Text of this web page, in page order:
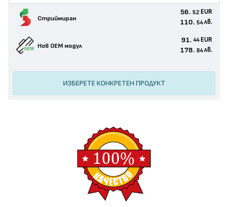
Стриймиран
56. 52 EUR
110. 54 лв.
Нов ОЕМ модул
91. 44 EUR
178. 84 лв.
ИЗБЕРЕТЕ КОНКРЕТЕН ПРОДУКТ